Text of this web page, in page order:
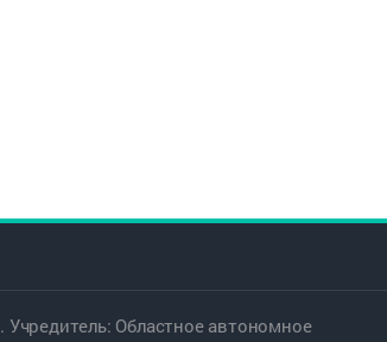
Областное автономное